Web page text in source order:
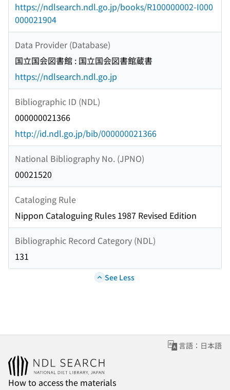
https://ndlsearch.ndl.go.jp/books/R100000002-I000
000021904
Data Provider (Database)
国立国会図書館 : 国立国会図書館蔵書
https://ndlsearch.ndl.go.jp
Bibliographic ID (NDL)
000000021366
http://id.ndl.go.jp/bib/000000021366
National Bibliography No. (JPNO)
00021520
Cataloging Rule
Nippon Cataloguing Rules 1987 Revised Edition
Bibliographic Record Category (NDL)
131
See Less
言語：日本語
How to access the materials